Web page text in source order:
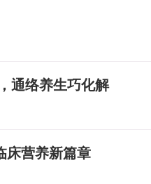
通络养生巧化解
床营养新篇章